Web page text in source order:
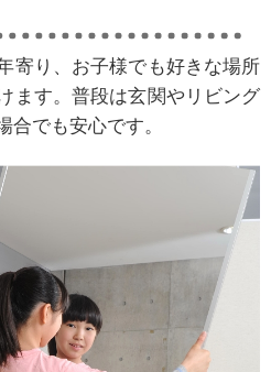
寄り、お子様でも好きな場所
ます。普段は玄関やリビング
合でも安心です。